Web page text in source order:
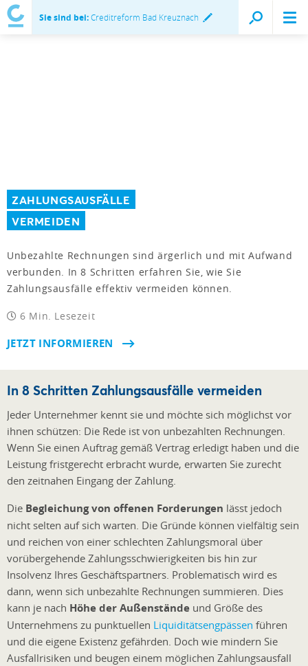
Sie sind bei:Creditreform Bad Kreuznach
ZAHLUNGSAUSFÄLLE
VERMEIDEN
Unbezahlte Rechnungen sind ärgerlich und mit Aufwand
verbunden. In 8 Schritten erfahren Sie, wie Sie
Zahlungsausfälle effektiv vermeiden können.
6 Min. Lesezeit
JETZT INFORMIEREN
In 8 Schritten Zahlungsausfälle vermeiden
Jeder Unternehmer kennt sie und möchte sich möglichst vor
ihnen schützen: Die Rede ist von unbezahlten Rechnungen.
Wenn Sie einen Auftrag gemäß Vertrag erledigt haben und die
Leistung fristgerecht erbracht wurde, erwarten Sie zurecht
den zeitnahen Eingang der Zahlung.
Die Begleichung von offenen Forderungen lässt jedoch
nicht selten auf sich warten. Die Gründe können vielfältig sein
und reichen von einer schlechten Zahlungsmoral über
vorübergehende Zahlungsschwierigkeiten bis hin zur
Insolvenz Ihres Geschäftspartners. Problematisch wird es
dann, wenn sich unbezahlte Rechnungen summieren. Dies
kann je nach Höhe der Außenstände und Größe des
Unternehmens zu punktuellen Liquiditätsengpässen führen
und die eigene Existenz gefährden. Doch wie mindern Sie
Ausfallrisiken und beugen einem möglichen Zahlungsausfall